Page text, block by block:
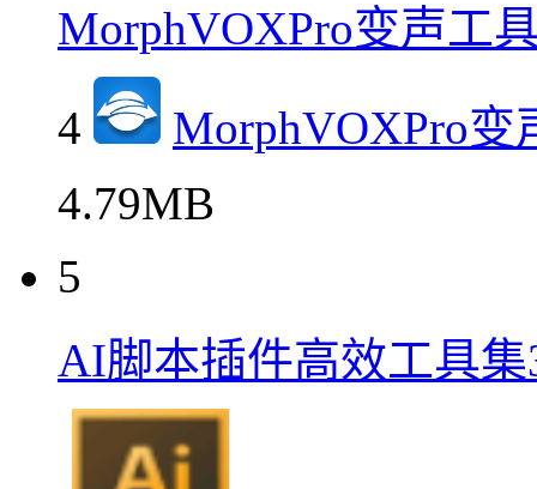
MorphVOXPro变声工
4
MorphVOXPro
4.79MB
5
AI脚本插件高效工具集